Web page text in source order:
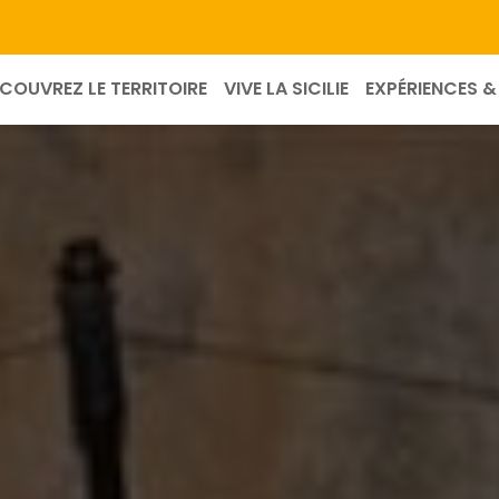
LE TERRITOIRE VIVE LA SICILIE EXPÉRIENCES